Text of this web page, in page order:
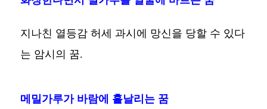
지나친 열등감 허세 과시에 망신을 당할 수 있다
는 암시의 꿈.
메밀가루가 바람에 흩날리는 꿈